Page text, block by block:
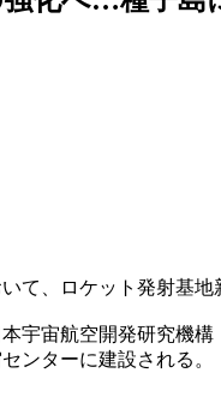
て、ロケット発射基
宇宙航空開発研究機
ンターに建設される。